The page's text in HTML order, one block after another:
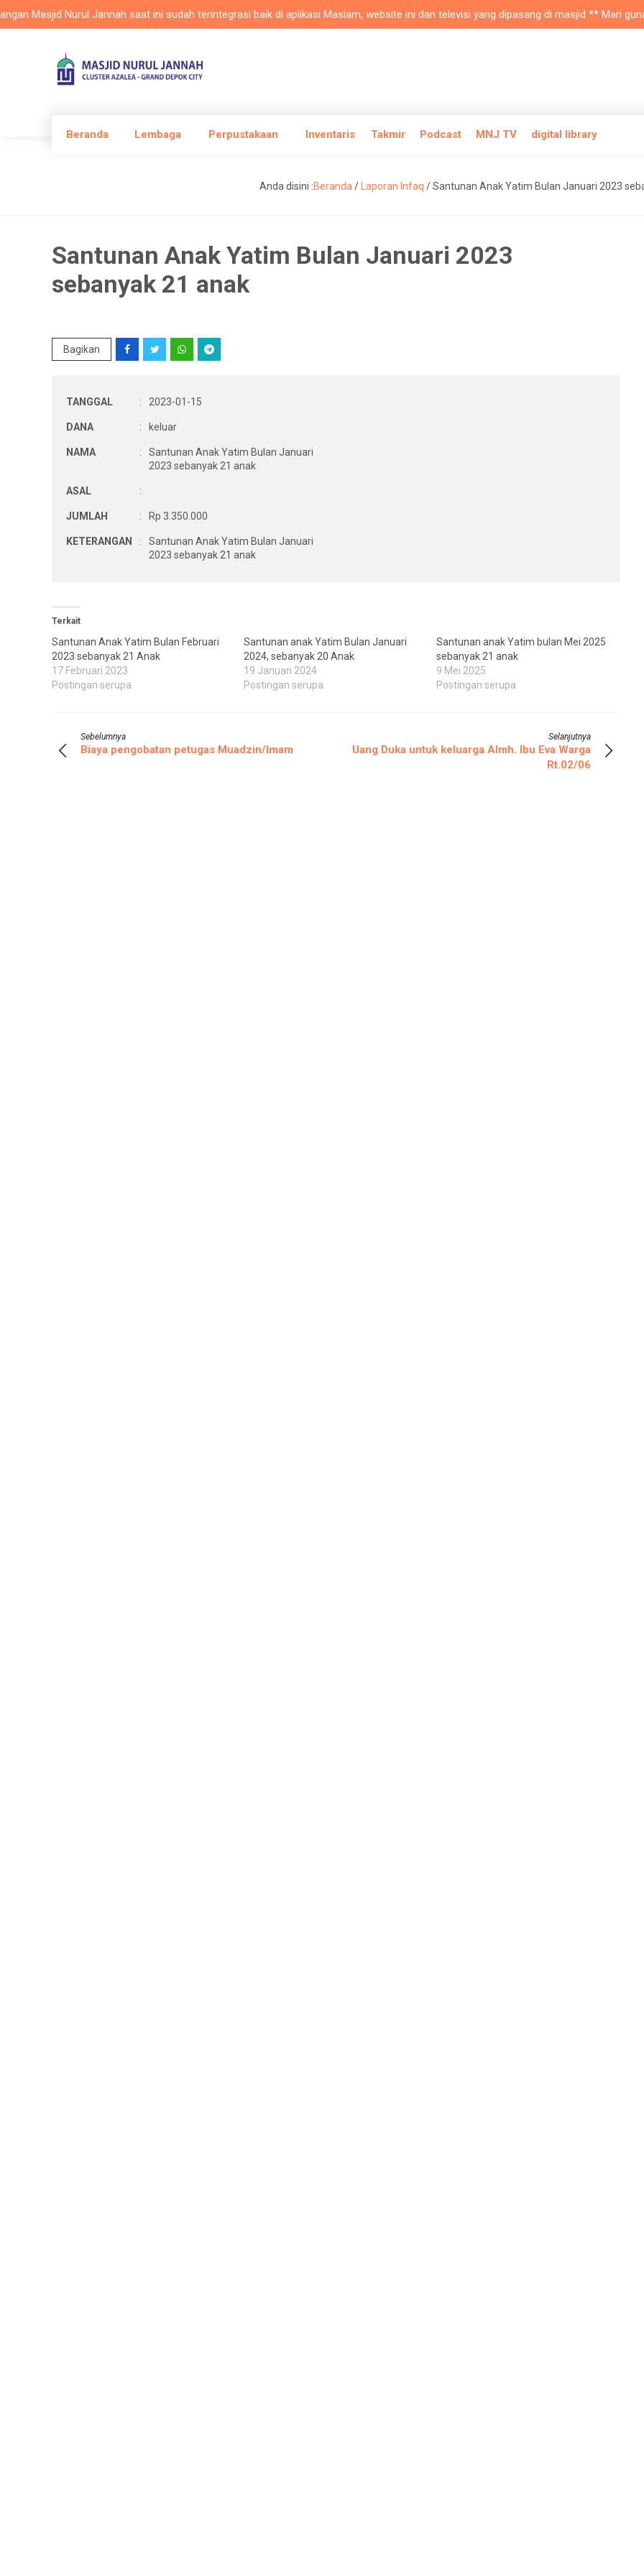
Masjid Nurul Jannah saat ini sudah terintegrasi baik di aplikasi Maslam, website ini dan televisi yang dipasang di masjid ** Mari
Beranda Lembaga Perpustakaan Inventaris Takmir Podcast MNJ TV digital library
Anda disini :Beranda / Laporan Infaq /Santunan Anak Yatim Bulan Januari 2023
Santunan Anak Yatim Bulan Januari 2023
sebanyak 21 anak
Bagikan
TANGGAL : 2023-01-15
DANA : keluar
NAMA :
Santunan Anak Yatim Bulan Januari
2023 sebanyak 21 anak
ASAL :
JUMLAH : Rp 3.350.000
KETERANGAN :
Santunan Anak Yatim Bulan Januari
2023 sebanyak 21 anak
Terkait
Santunan Anak Yatim Bulan Februari
2023 sebanyak 21 Anak
17 Februari 2023
Postingan serupa
Santunan anak Yatim Bulan Januari
2024, sebanyak 20 Anak
19 Januari 2024
Postingan serupa
Santunan anak Yatim bulan Mei 2025
sebanyak 21 anak
9 Mei 2025
Postingan serupa
Sebelumnya
Biaya pengobatan petugas Muadzin/Imam
Selanjutnya
Uang Duka untuk keluarga Almh. Ibu Eva Warga
Rt.02/06